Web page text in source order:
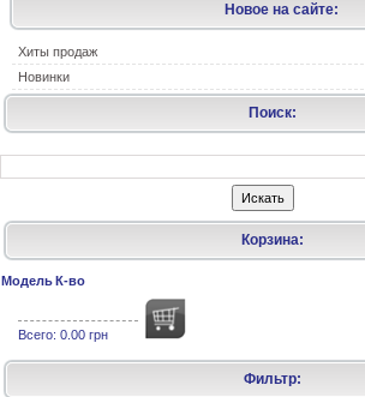
Новое на сайте:
Хиты продаж
Новинки
Поиск:
Корзина:
Модель К-во
Всего: 0.00 грн
Фильтр: